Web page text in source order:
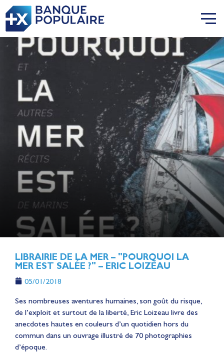
LIBRAIRIE DE LA MER – "POURQUOI LA
MER EST SALÉE ?" – ERIC LOIZEAU
05/01/2018
Ses nombreuses aventures humaines, son goût du risque,
de l’exploit et surtout de la liberté, Eric Loizeau livre des
anecdotes hautes en couleurs d’un quotidien hors du
commun dans un ouvrage illustré de 70 photographies
d’époque.